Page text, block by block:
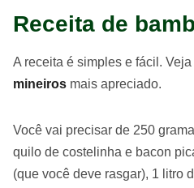
Receita de
A receita é simples e fácil.
mineiros mais apreciado.
Você vai precisar de 250
quilo de costelinha e bacon
(que você deve rasgar), 1 litro